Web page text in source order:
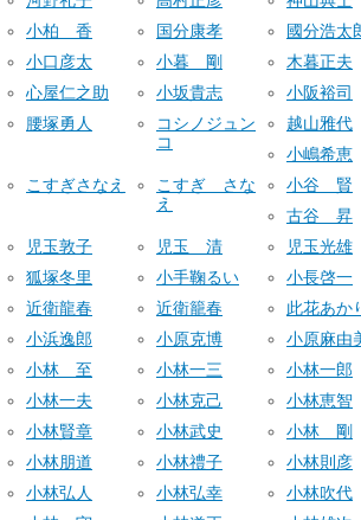
小柏 香 国分康孝
國分浩太
小口彦太 小暮 剛
木暮正夫
心屋仁之助 小坂貴志
小阪裕司
腰塚勇人
コシノジュン
コ
越山雅代
小嶋希恵
こすぎさなえ
こすぎ さな
え
小谷 賢
古谷 昇
児玉敦子 児玉 清
児玉光雄
狐塚冬里 小手鞠るい
小長啓一
近衛龍春 近衛籠春
此花あか
小浜逸郎 小原克博
小原麻由
小林 至 小林一三
小林一郎
小林一夫 小林克己
小林恵智
小林賢章 小林武史
小林 剛
小林朋道 小林禮子
小林則彦
小林弘人 小林弘幸
小林吹代